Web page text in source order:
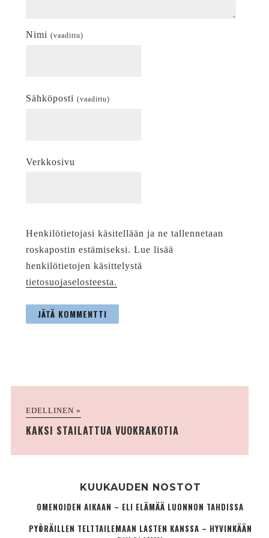
Nimi (vaadittu)
Sähköposti (vaadittu)
Verkkosivu
Henkilötietojasi käsitellään ja ne tallennetaan
roskapostin estämiseksi. Lue lisää
henkilötietojen käsittelystä
tietosuojaselosteesta.
EDELLINEN »
KAKSI STAILATTUA VUOKRAKOTIA
KUUKAUDEN NOSTOT
OMENOIDEN AIKAAN – ELI ELÄMÄÄ LUONNON TAHDISSA
PYÖRÄILLEN TELTTAILEMAAN LASTEN KANSSA – HYVINKÄÄN